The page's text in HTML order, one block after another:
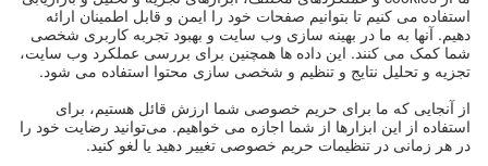
حریم خصوصی و دسترسی‌پذیری
تنظیمات حریم خصوصی